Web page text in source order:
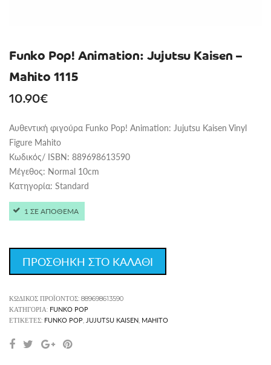
Funko Pop! Animation: Jujutsu Kaisen –
Mahito 1115
10.90€
Αυθεντική φιγούρα Funko Pop! Animation: Jujutsu Kaisen Vinyl
Figure Mahito
Kωδικός/ ISBN: 889698613590
Μέγεθος: Normal 10cm
Κατηγορία: Standard
1 ΣΕ ΑΠΟΘΕΜΑ
ΠΡΟΣΘΗΚΗ ΣΤΟ ΚΑΛΑΘΙ
ΚΩΔΙΚΌΣ ΠΡΟΪΌΝΤΟΣ: 889698613590
ΚΑΤΗΓΟΡΊΑ: FUNKO POP
ΕΤΙΚΈΤΕΣ: FUNKO POP, JUJUTSU KAISEN, MAHITO